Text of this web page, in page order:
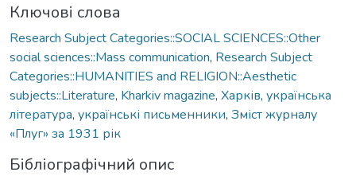
Ключові слова
Research Subject Categories::SOCIAL SCIENCES::Other
social sciences::Mass communication, Research Subject
Categories::HUMANITIES and RELIGION::Aesthetic
subjects::Literature, Kharkiv magazine, Харків, українська
література, українські письменники, Зміст журналу
«Плуг» за 1931 рік
Бібліографічний опис